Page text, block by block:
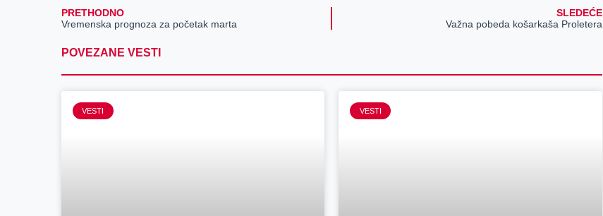
PRETHODNO
Vremenska prognoza za početak marta
SLEDEĆE
Važna pobeda košarkaša Proletera
POVEZANE VESTI
VESTI VESTI